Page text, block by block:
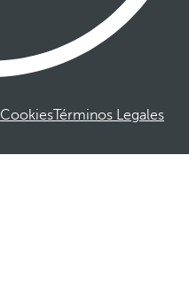
CookiesTérminos Legales